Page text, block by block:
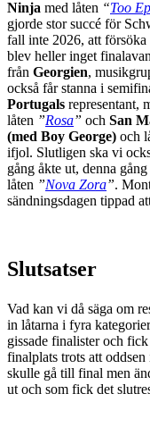
Ninja med låten “Too
gjorde stor succé för
fall inte 2026, att
blev heller inget
från Georgien,
också får stanna i
Portugals representant,
låten ”Rosa” och San
(med Boy George) och
ifjol. Slutligen ska vi
gång åkte ut, denna
låten ”Nova Zora”.
sändningsdagen tippad
Slutsatser
Vad kan vi då säga om
in låtarna i fyra
gissade finalister och
finalplats trots att
skulle gå till final men
ut och som fick det